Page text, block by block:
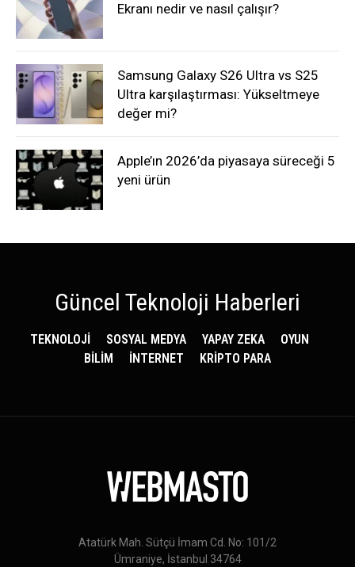
Ekranı nedir ve nasıl çalışır?
Samsung Galaxy S26 Ultra vs S25
Ultra karşılaştırması: Yükseltmeye
değer mi?
Apple’ın 2026’da piyasaya süreceği 5
yeni ürün
Güncel Teknoloji Haberleri
TEKNOLOJİ SOSYAL MEDYA YAPAY ZEKA
OYUN
BİLİM
İNTERNET KRİPTO PARA
Atatürk Mah. Sütçü İmam Cd. No: 101/2
Ümraniye, İstanbul 34764